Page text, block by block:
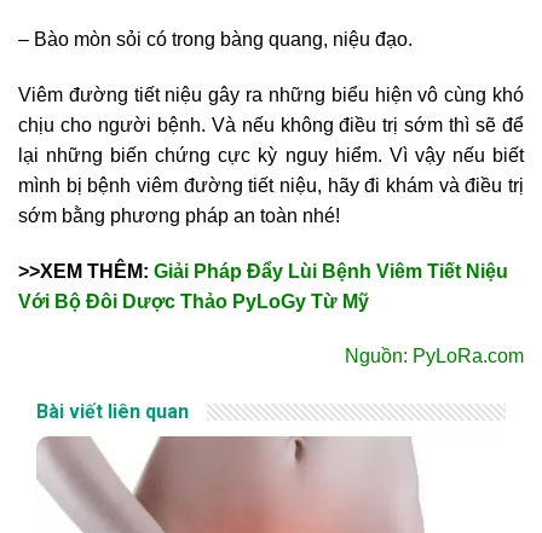
– Bào mòn sỏi có trong bàng quang, niệu đạo.
Viêm đường tiết niệu gây ra những biểu hiện vô cùng khó
chịu cho người bệnh. Và nếu không điều trị sớm thì sẽ để
lại những biến chứng cực kỳ nguy hiểm. Vì vậy nếu biết
mình bị bệnh viêm đường tiết niệu, hãy đi khám và điều trị
sớm bằng phương pháp an toàn nhé!
>>XEM THÊM: Giải Pháp Đẩy Lùi Bệnh Viêm Tiết Niệu
Với Bộ Đôi Dược Thảo PyLoGy Từ Mỹ
Nguồn: PyLoRa.com
Bài viết liên quan